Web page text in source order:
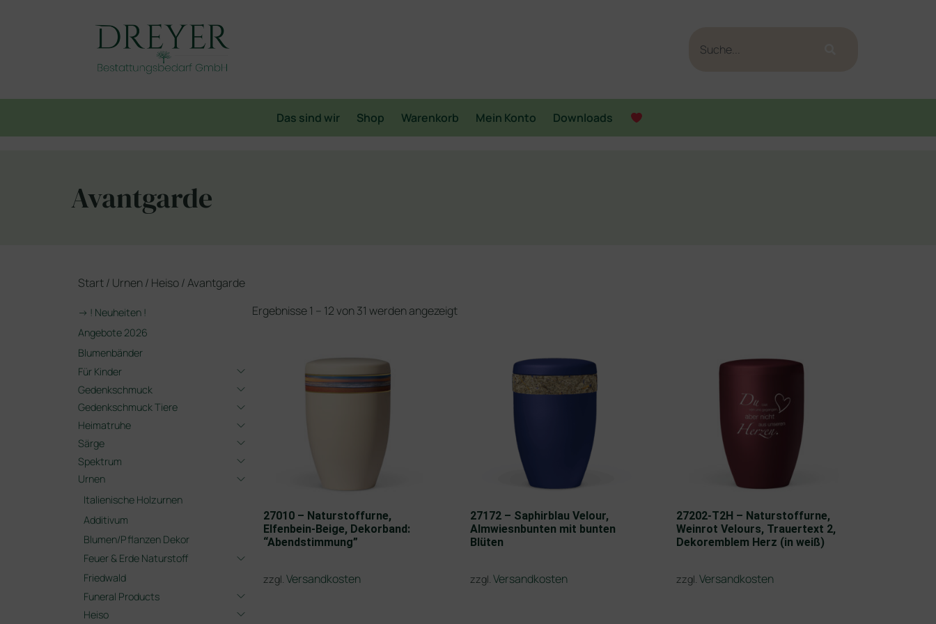
Das sind wir Shop Warenkorb Mein Konto Downloads
Avantgarde
Start/ Urnen/ Heiso/ Avantgarde
Ergebnisse 1 – 12 von 31 werden angezeigt
27010 – Naturstoffurne,
Elfenbein-Beige, Dekorband:
“Abendstimmung”
zzgl. Versandkosten
27172 – Saphirblau Velour,
Almwiesnbunten mit bunten
Blüten
zzgl. Versandkosten
27202-T2H – Naturstoffurne,
Weinrot Velours, Trauertext 2,
Dekoremblem Herz (in weiß)
zzgl.Versandkosten
-> ! Neuheiten !
Angebote 2026
Blumenbänder
Für Kinder
Gedenkschmuck
Gedenkschmuck Tiere
Heimatruhe
Särge
Spektrum
Urnen
Italienische Holzurnen
Additivum
Blumen/Pflanzen Dekor
Feuer & Erde Naturstoff
Friedwald
Funeral Products
Heiso